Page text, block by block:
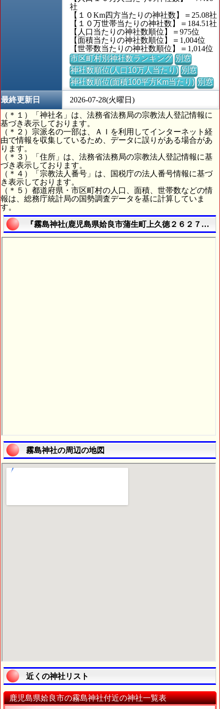
社
【１０Km四方当たりの神社数】＝25.08社
【１０万世帯当たりの神社数】＝184.51社
【人口当たりの神社数順位】＝975位
【面積当たりの神社数順位】＝1,004位
【世帯数当たりの神社数順位】＝1,014位
市区町村別神社数ランキング 別窓
神社数順位(人口10万人当たり) 別窓
神社数順位(面積100平方Km当たり) 別窓
最終更新日
2026-07-28(火曜日)
（＊１）「神社名」は、法務省法務局の宗教法人登記情報に
基づき表示しております。
（＊２）宗派名の一部は、ＡＩを利用してインターネット経
由で情報を収集しているため、データに誤りがある場合があ
ります。
（＊３）「住所」は、法務省法務局の宗教法人登記情報に基
づき表示しております。
（＊４）「宗教法人番号」は、国税庁の法人番号情報に基づ
き表示しております。
（＊５）都道府県・市区町村の人口、面積、世帯数などの情
報は、総務庁統計局の国勢調査データを基に計算していま
す。
『霧島神社(鹿児島県姶良市蒲生町上久徳２６２７番
霧島神社の周辺の地図
近くの神社リスト
鹿児島県姶良市の霧島神社付近の神社一覧表